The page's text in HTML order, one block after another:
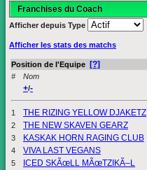
Franchises du Coach
Afficher depuis Type
Afficher les stats des matchs
Position de l'Equipe [?]
# Nom
+/-
1 THE RIZING YELLOW DJAKETZ
2
THE NEW SKAVEN GEARZ
3
KASKAK HORN RAGING CLUB
4
VIVA LAST VEGANS
5
ICED SKÃœLL MÃœTZIKÃ–L